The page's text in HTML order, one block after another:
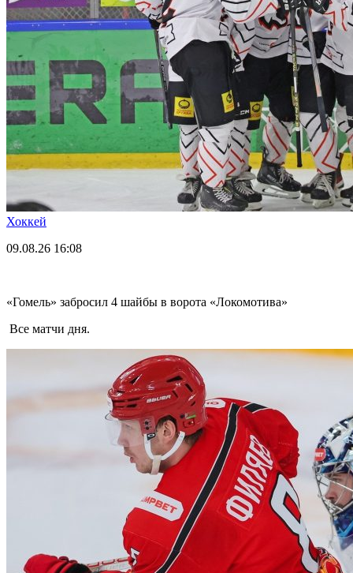
Хоккей
09.08.26 16:08
«Гомель» забросил 4 шайбы в ворота «Локомотива»
Все матчи дня.